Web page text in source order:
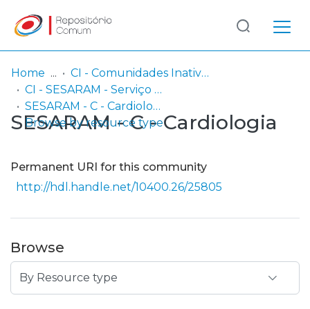
Communities
& Collections
Entities
Log
In
(current)
Home
CI - Comunidades Inativas
CI - SESARAM - Serviço de Saúde da Região Autónoma da Madeira, EPERAM
SESARAM - C - Cardiologia
Browse by resource type
SESARAM - C - Cardiologia
Permanent URI for this community
http://hdl.handle.net/10400.26/25805
Browse